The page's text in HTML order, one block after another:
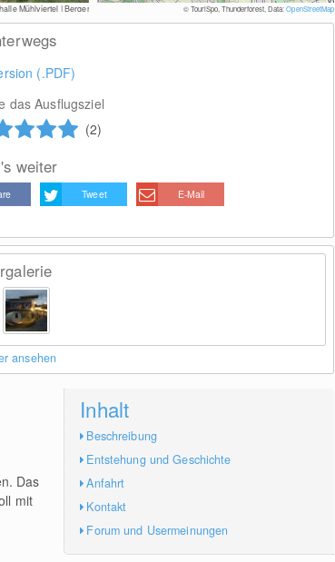
Mühlviertel | Berger © TouriSpo, Thunderforest, Data:OpenStreetMap
(.PDF)
das Ausflugsziel
(2)
weiter
Tweet E-Mail
ansehen
Inhalt
Beschreibung
Entstehung und Geschichte
Anfahrt
Kontakt
Forum und Usermeinungen
Das
mit